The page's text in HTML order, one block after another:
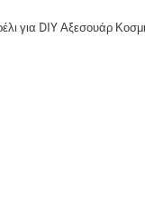
για DIY Αξεσουάρ